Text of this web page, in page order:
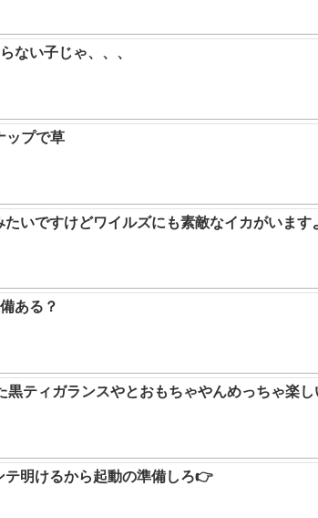
ない子じゃ、、、
ップで草
いですけどワイルズにも素敵なイカがいます
ある？
黒ティガランスやとおもちゃやんめっちゃ楽し
テ明けるから起動の準備しろ👉